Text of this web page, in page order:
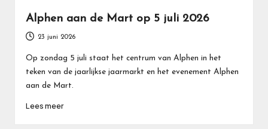
Alphen aan de Mart op 5 juli 2026
23 juni 2026
Op zondag 5 juli staat het centrum van Alphen in het
teken van de jaarlijkse jaarmarkt en het evenement Alphen
aan de Mart.
Lees meer